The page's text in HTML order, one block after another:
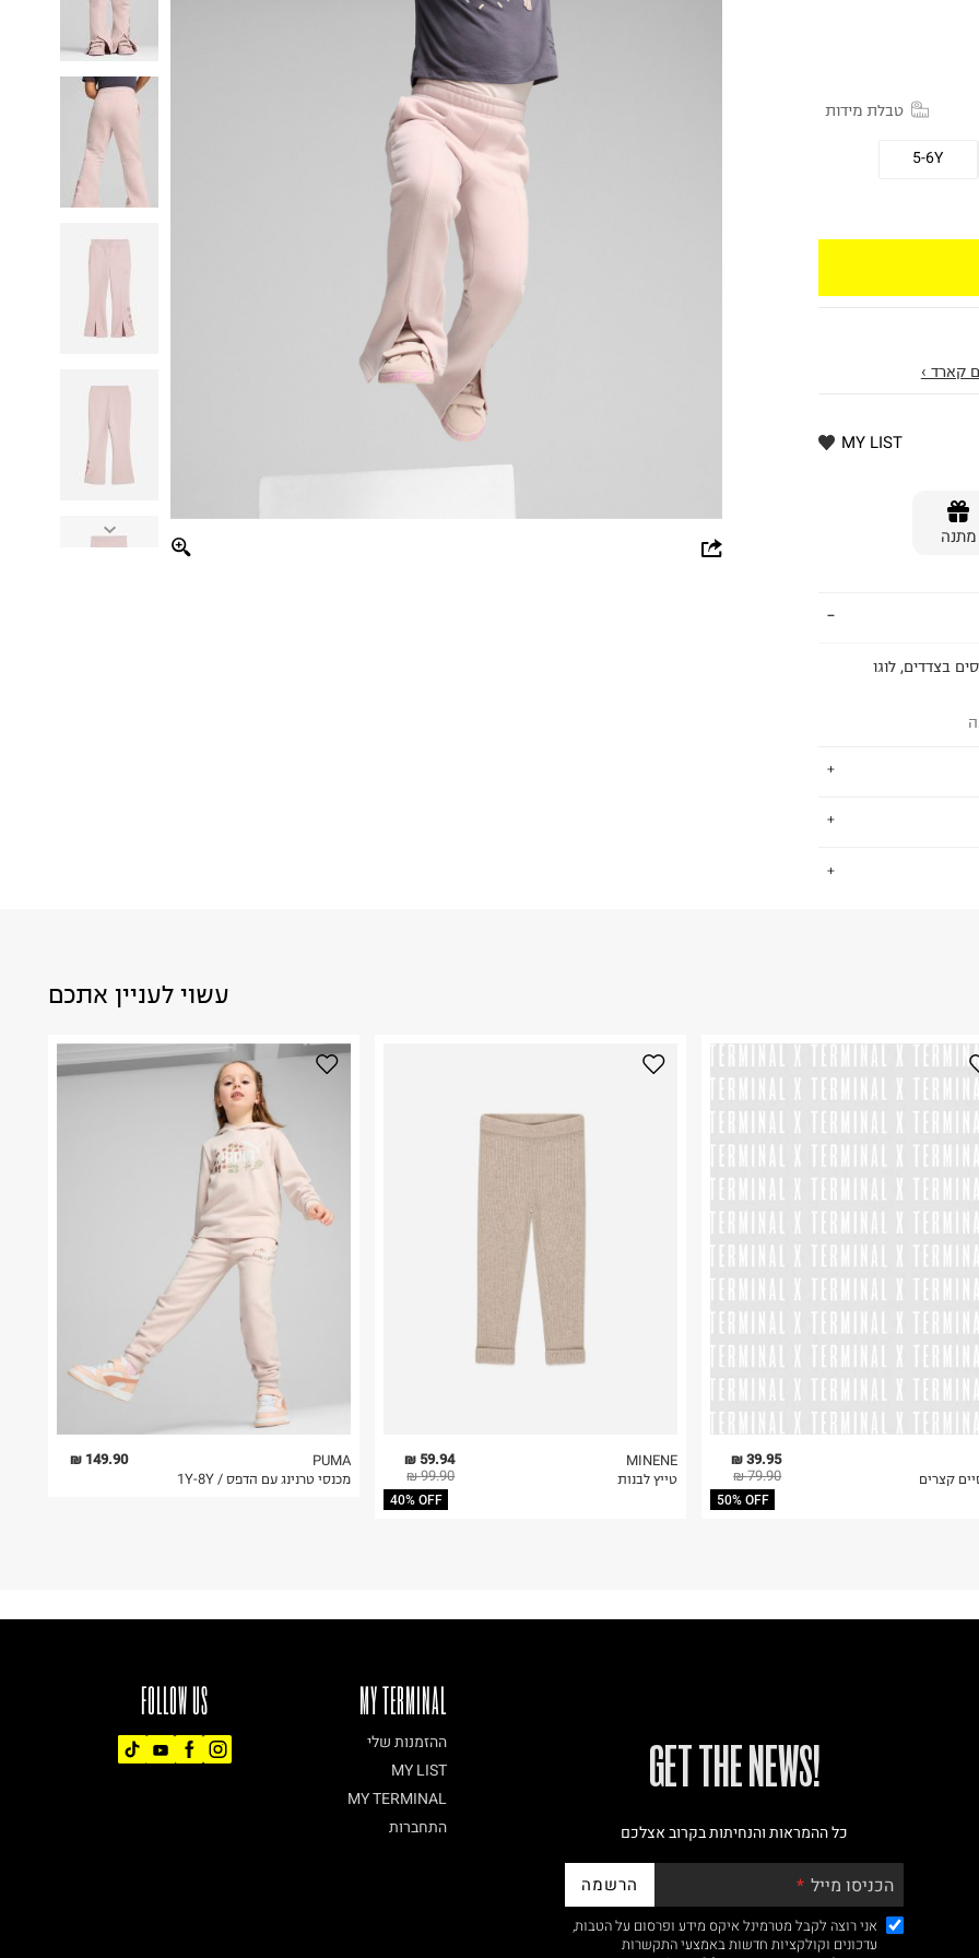
טבלת מידות
5-6Y
קארד ›
MY LIST
מתנה
בצדדים, לוגו
על גבי החבילה
באתר בלבד
בלבד. לא ניתן
עשוי לעניין אתכם
149.90 ₪
PUMA
מכנסי טרנינג עם הדפס / 1Y-8Y
59.94 ₪
99.90 ₪
40% OFF
MINENE
טייץ לבנות
39.95 ₪
79.90 ₪
50% OFF
קצרים
FOLLOW US MY TERMINAL
ההזמנות שלי
MY LIST
MY TERMINAL
התחברות
!GET THE NEWS
כל ההמראות והנחיתות בקרוב אצלכם
הכניסו מייל הרשמה
אני רוצה לקבל מטרמינל איקס מידע ופרסום על הטבות,
עדכונים וקולקציות חדשות באמצעי התקשרות